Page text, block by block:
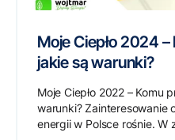
Moje Ciepło 2024
jakie są warunki?
Moje Ciepło 2022 – Komu
warunki? Zainteresowanie
energii w Polsce rośnie. W